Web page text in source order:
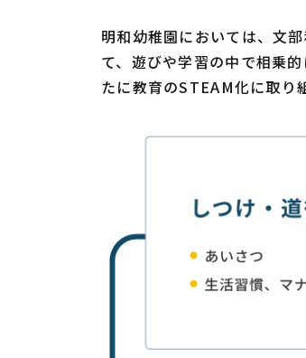
明和幼稚園においては、文
て、遊びや学習の中で相乗
たに教育のSTEAM化に取り